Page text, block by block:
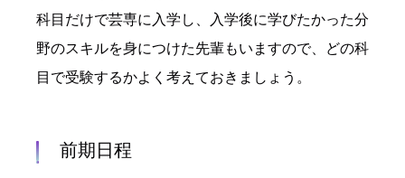
科目だけで芸専に入学し、入学後に学びたかった分
野のスキルを身につけた先輩もいますので、どの科
目で受験するかよく考えておきましょう。
前期日程